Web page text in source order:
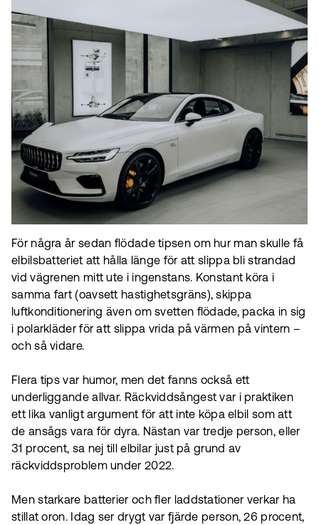
För några år sedan flödade tipsen om hur man skulle få
elbilsbatteriet att hålla länge för att slippa bli strandad
vid vägrenen mitt ute i ingenstans. Konstant köra i
samma fart (oavsett hastighetsgräns), skippa
luftkonditionering även om svetten flödade, packa in sig
i polarkläder för att slippa vrida på värmen på vintern –
och så vidare.
Flera tips var humor, men det fanns också ett
underliggande allvar. Räckviddsångest var i praktiken
ett lika vanligt argument för att inte köpa elbil som att
de ansågs vara för dyra. Nästan var tredje person, eller
31 procent, sa nej till elbilar just på grund av
räckviddsproblem under 2022.
Men starkare batterier och fler laddstationer verkar ha
stillat oron. Idag ser drygt var fjärde person, 26 procent,